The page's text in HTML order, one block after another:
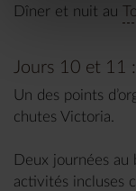
Dîner et nuit au
Jours 10 et 11 :
Un des points
chutes Victoria.
Deux journées au
activités incluses